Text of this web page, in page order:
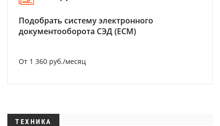
Подобрать систему электронного
документооборота СЭД (ECM)
От 1 360 руб./месяц
ТЕХНИКА